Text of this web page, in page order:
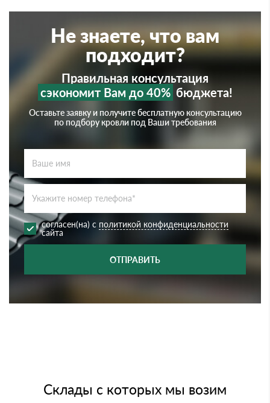
Не знаете, что вам
подходит?
Правильная консультация
сэкономит Вам до 40% бюджета!
Оставьте заявку и получите бесплатную консультацию
по подбору кровли под Ваши требования
согласен(на) с политикой конфиденциальности
сайта
ОТПРАВИТЬ
Склады с которых мы возим